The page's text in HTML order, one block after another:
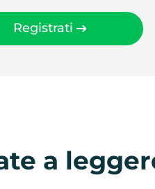
Registrati
a